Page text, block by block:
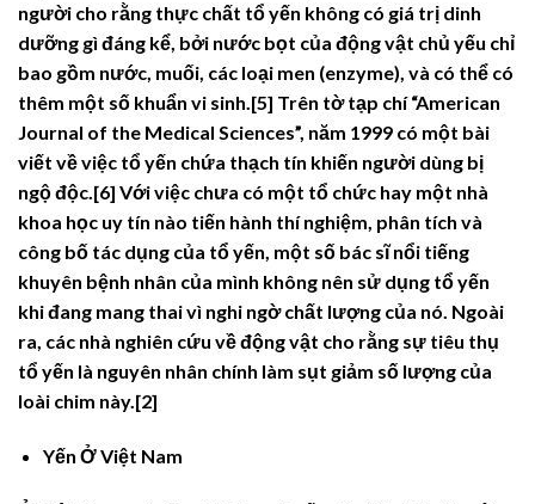
người cho rằng thực chất tổ yến không có giá trị dinh
dưỡng gì đáng kể, bởi nước bọt của động vật chủ yếu chỉ
bao gồm nước, muối, các loại men (enzyme), và có thể có
thêm một số khuẩn vi sinh.[5] Trên tờ tạp chí “American
Journal of the Medical Sciences”, năm 1999 có một bài
viết về việc tổ yến chứa thạch tín khiến người dùng bị
ngộ độc.[6] Với việc chưa có một tổ chức hay một nhà
khoa học uy tín nào tiến hành thí nghiệm, phân tích và
công bố tác dụng của tổ yến, một số bác sĩ nổi tiếng
khuyên bệnh nhân của mình không nên sử dụng tổ yến
khi đang mang thai vì nghi ngờ chất lượng của nó. Ngoài
ra, các nhà nghiên cứu về động vật cho rằng sự tiêu thụ
tổ yến là nguyên nhân chính làm sụt giảm số lượng của
loài chim này.[2]
Yến Ở Việt Nam